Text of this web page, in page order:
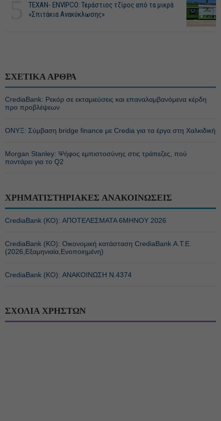
ΤΕΧΑΝ- ENVIPCO: Τεράστιος τζίρος από τα μικρά
«Σπιτάκια Ανακύκλωσης»
ΣΧΕΤΙΚΑ ΑΡΘΡΑ
CrediaBank: Ρεκόρ σε εκταμιεύσεις και επαναλαμβανόμενα κέρδη
προ προβλέψεων
ΟΝΥΞ: Σύμβαση bridge finance με Credia για τα έργα στη Χαλκιδική
Morgan Stanley: Ψήφος εμπιστοσύνης στις τράπεζες, πού
ποντάρει για το Q2
ΧΡΗΜΑΤΙΣΤΗΡΙΑΚΕΣ ΑΝΑΚΟΙΝΩΣΕΙΣ
CrediaBank (ΚΟ): ΑΠΟΤΕΛΕΣΜΑΤΑ 6ΜΗΝΟΥ 2026
CrediaBank (ΚΟ): Οικονομική κατάσταση CrediaBank Α.Τ.Ε.
(2026,Εξαμηνιαία,Ενοποιημένη)
CrediaBank (ΚΟ): ΑΝΑΚΟΙΝΩΣΗ Ν.4374
ΣΧΟΛΙΑ ΧΡΗΣΤΩΝ